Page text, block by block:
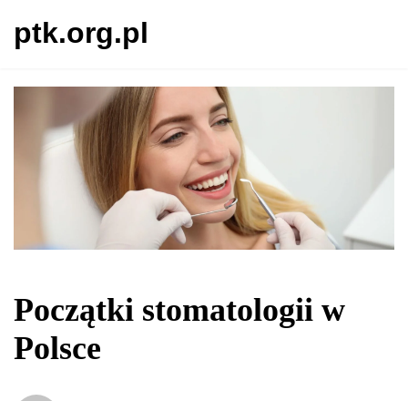
ptk.org.pl
Początki stomatologii w
Polsce